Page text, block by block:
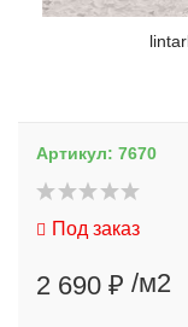
Артикул: 7670
Под заказ
2 690 ₽ /м2